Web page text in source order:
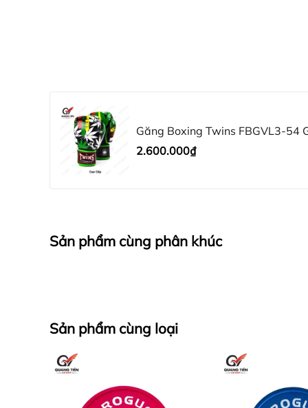
Găng Boxing Twins FBGVL3-54
2.600.000₫
Sản phẩm cùng phân khúc
Sản phẩm cùng loại